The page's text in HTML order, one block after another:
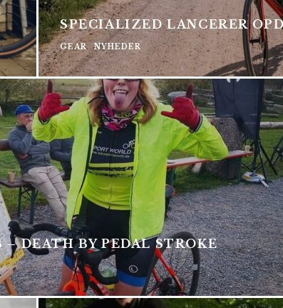
SPECIALIZED LANCERER
GEAR NYHEDER
– DEATH BY PEDAL STROKE